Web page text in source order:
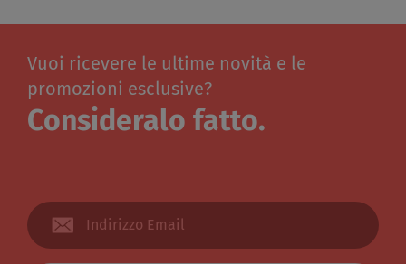
Vuoi ricevere le ultime novità e le
promozioni esclusive?
Consideralo fatto.